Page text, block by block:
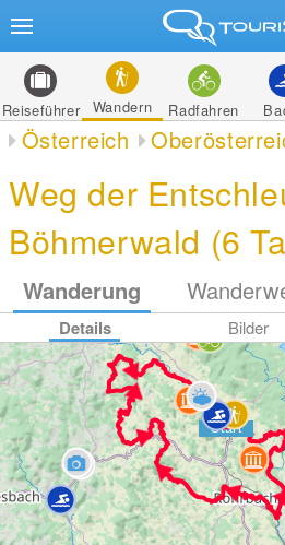
Reiseführer Wandern Radfahren
Österreich
Weg der
Böhmerwald (6
Wanderung
Details Bilder